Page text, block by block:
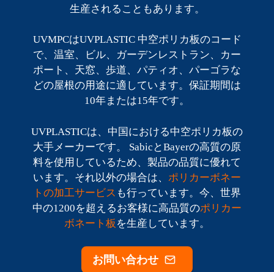
生産されることもあります。
UVMPCはUVPLASTIC 中空ポリカ板のコード
で、温室、ビル、ガーデンレストラン、カー
ポート、天窓、歩道、パティオ、パーゴラな
どの屋根の用途に適しています。保証期間は
10年または15年です。
UVPLASTICは、中国における中空ポリカ板の
大手メーカーです。 SabicとBayerの高質の原
料を使用しているため、製品の品質に優れて
います。それ以外の場合は、 ポリカーボネー
トの加工サービス も行っています。今、世界
中の1200を超えるお客様に高品質のポリカー
ボネート板 を生産しています。
お問い合わせ